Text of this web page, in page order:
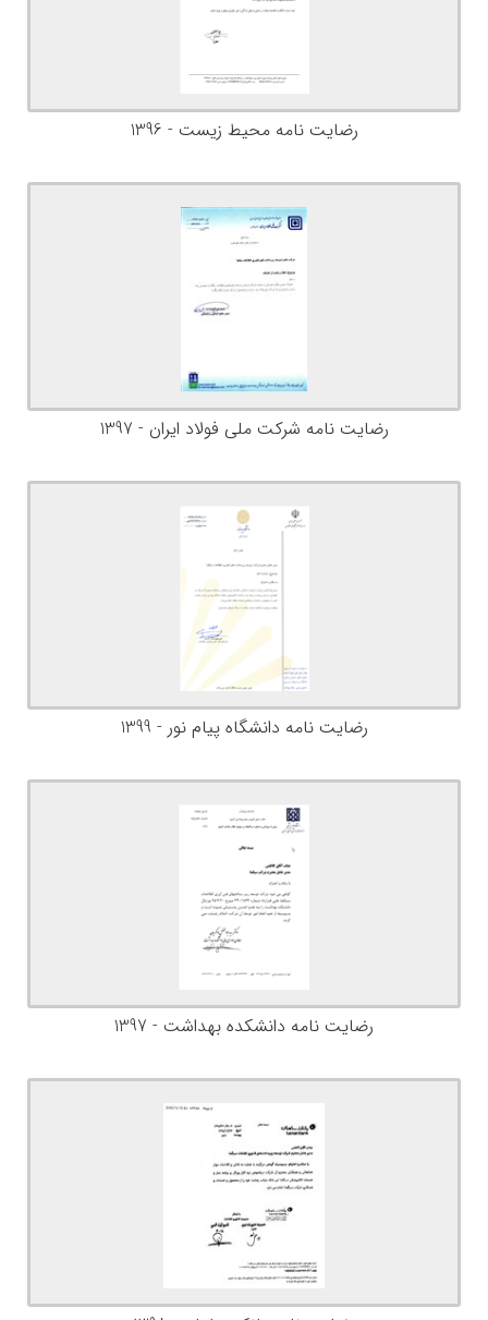
رضایت نامه محیط زیست - 1396
رضایت نامه شرکت ملی فولاد ایران - 1397
رضایت نامه دانشگاه پیام نور - 1399
رضایت نامه دانشکده بهداشت - 1397